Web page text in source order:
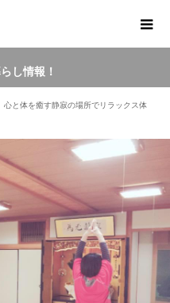
し情報！
と体を癒す静寂の場所でリラックス体